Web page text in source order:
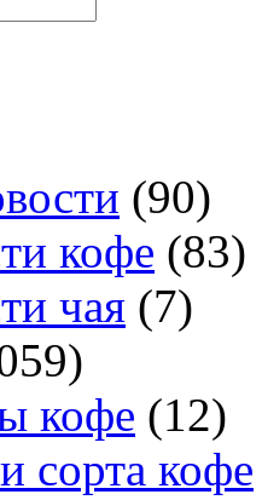
(90)
кофе (83)
чая (7)
кофе (12)
сорта кофе